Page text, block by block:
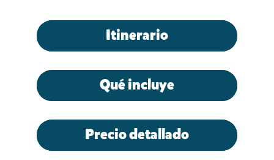
Itinerario
Qué incluye
Precio detallado